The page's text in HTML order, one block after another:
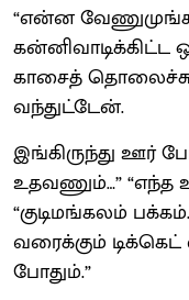
“என்ன
காசைத்
வந்துட்டேன்.
இங்கிருந்து ஊர்
உதவணும்…” “எந்த
“குடிமங்கலம்
வரைக்கும் டிக்கெட்
போதும்.”